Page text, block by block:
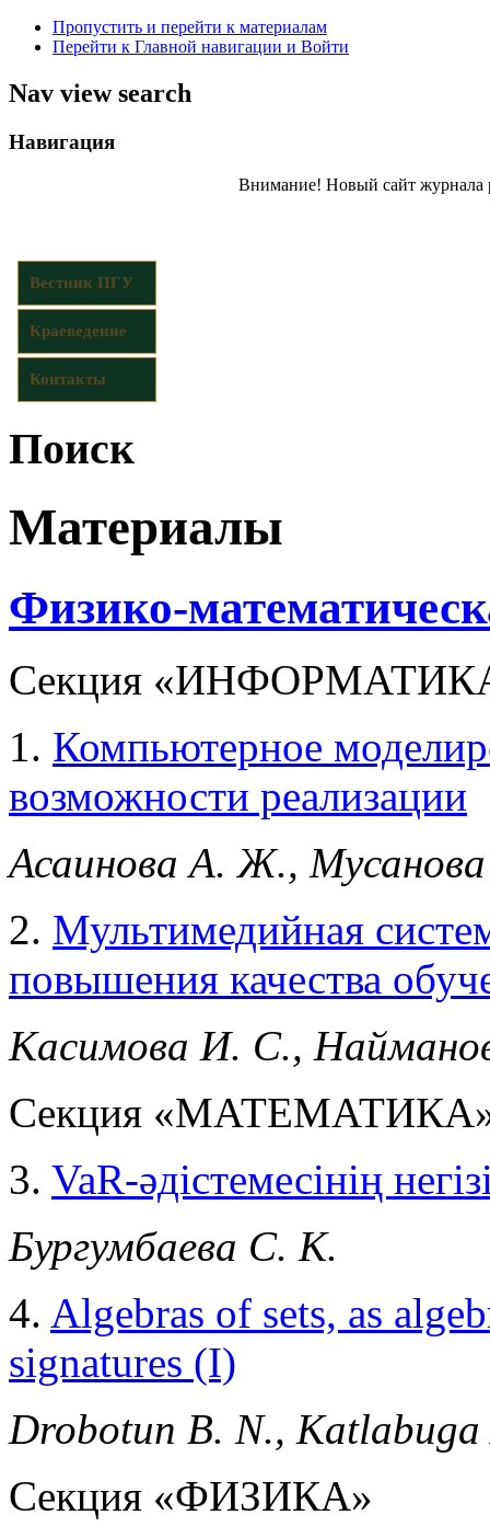
Пропустить и перейти к материалам
Перейти к Главной навигации и Войти
Nav view search
Навигация
Внимание! Новый сайт журнала
Вестник ПГУ
Краеведение
Контакты
Поиск
Материалы
Физико-
Секция
1. Компьютерное
возможности реализации
Асаинова А. Ж.,
2. Мультимедийная
повышения качества
Касимова И. С.,
Секция
3. VaR-әдістемесінің
Бургумбаева С. К.
4. Algebras of sets, as
signatures (I)
Drobotun B. N.,
Секция «ФИЗИКА»